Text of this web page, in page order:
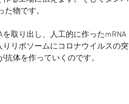
物です。
取り出し、人工的に作ったmRNA
リボソームにコロナウイルスの突
体を作っていくのです。